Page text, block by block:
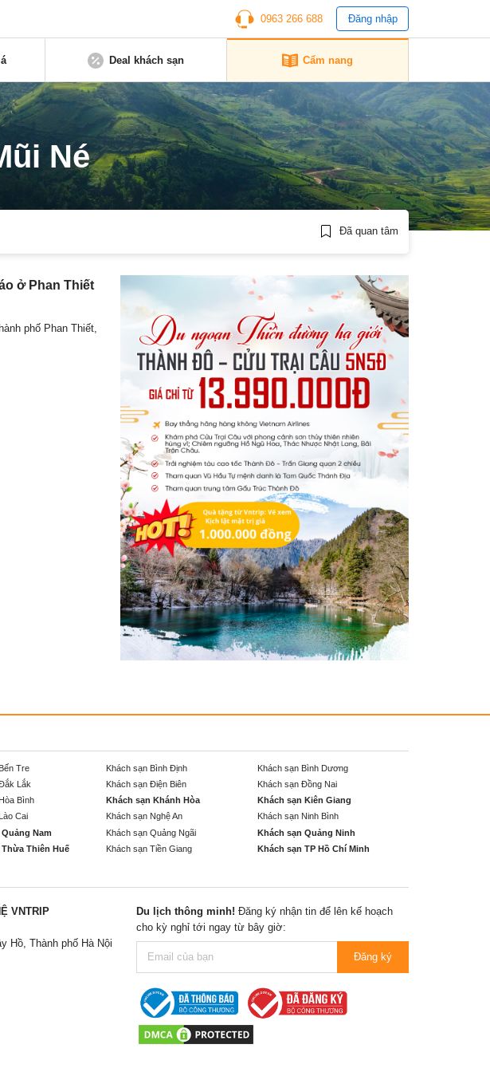
0963 266 688 Đăng nhập
Deal khách sạn Cẩm nang
Né
Đã quan tâm
ở Phan Thiết
phố Phan Thiết,
Tre Khách sạn Bình Định
Khách sạn Bình Dương
Lắk Khách sạn Điện Biên
Khách sạn Đồng Nai
Bình Khách sạn Khánh Hòa
Khách sạn Kiên Giang
Cai Khách sạn Nghệ An
Khách sạn Ninh Bình
Nam Khách sạn Quảng Ngãi
Khách sạn Quảng Ninh
Thiên Huế Khách sạn Tiền Giang
Khách sạn TP Hồ Chí Minh
VNTRIP
Hồ, Thành phố Hà Nội
Du lịch thông minh! Đăng ký nhận tin để lên kế hoạch
cho kỳ nghỉ tới ngay từ bây giờ:
Đăng ký